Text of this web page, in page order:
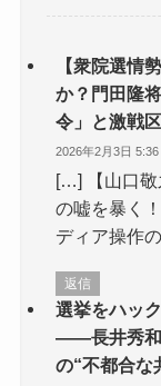
【衆院選情
か？門田隆
令」と激戦
2026年2月3日 5:36
[…] 【山口敬
の嘘を暴く
ディア操作
返信
選挙をハッ
――長井秀和
の“不都合な